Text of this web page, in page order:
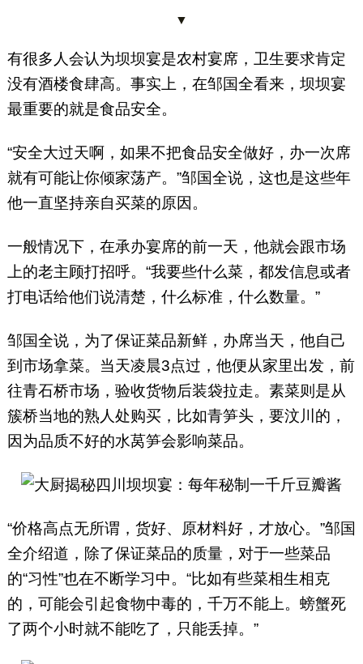
▼
有很多人会认为坝坝宴是农村宴席，卫生要求肯定
没有酒楼食肆高。事实上，在邹国全看来，坝坝宴
最重要的就是食品安全。
“安全大过天啊，如果不把食品安全做好，办一次席
就有可能让你倾家荡产。”邹国全说，这也是这些年
他一直坚持亲自买菜的原因。
一般情况下，在承办宴席的前一天，他就会跟市场
上的老主顾打招呼。“我要些什么菜，都发信息或者
打电话给他们说清楚，什么标准，什么数量。”
邹国全说，为了保证菜品新鲜，办席当天，他自己
到市场拿菜。当天凌晨3点过，他便从家里出发，前
往青石桥市场，验收货物后装袋拉走。素菜则是从
簇桥当地的熟人处购买，比如青笋头，要汶川的，
因为品质不好的水莴笋会影响菜品。
“价格高点无所谓，货好、原材料好，才放心。”邹国
全介绍道，除了保证菜品的质量，对于一些菜品
的“习性”也在不断学习中。“比如有些菜相生相克
的，可能会引起食物中毒的，千万不能上。螃蟹死
了两个小时就不能吃了，只能丢掉。”